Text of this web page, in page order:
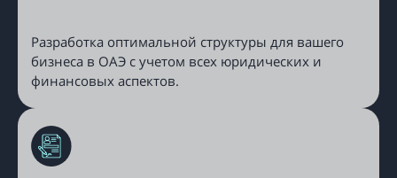
Разработка оптимальной структуры для вашего
бизнеса в ОАЭ с учетом всех юридических и
финансовых аспектов.